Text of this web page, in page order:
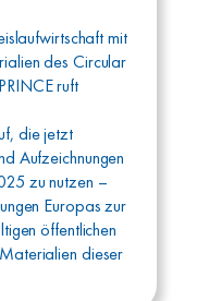
mit
des Circular
ruft
die jetzt
Aufzeichnungen
zu nutzen –
Europas zur
öffentlichen
dieser